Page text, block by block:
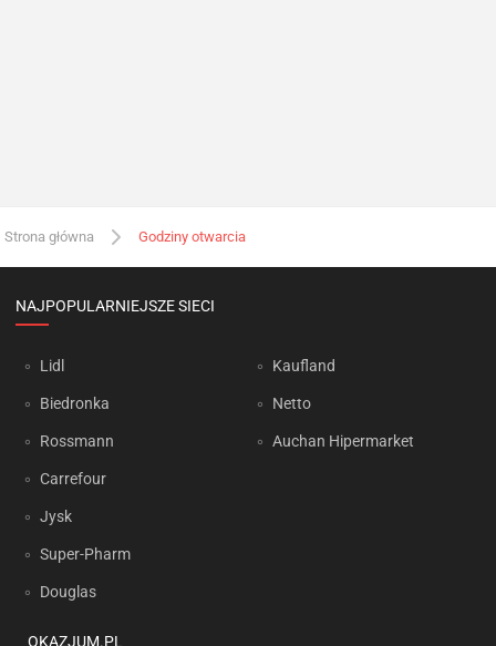
Strona główna Godziny otwarcia
NAJPOPULARNIEJSZE SIECI
Lidl
Biedronka
Rossmann
Carrefour
Jysk
Super-Pharm
Douglas
Kaufland
Netto
Auchan Hipermarket
OKAZJUM.PL